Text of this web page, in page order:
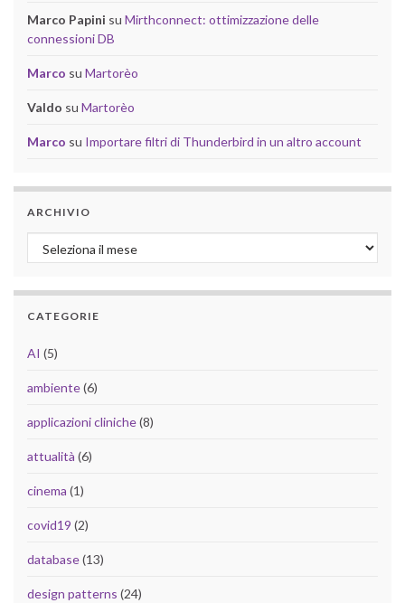
Marco Papini su Mirthconnect: ottimizzazione delle
connessioni DB
Marco su Martorèo
Valdo su Martorèo
Marco su Importare filtri di Thunderbird in un altro account
ARCHIVIO
Archivio
CATEGORIE
AI (5)
ambiente(6)
applicazioni cliniche(8)
attualità (6)
cinema (1)
covid19 (2)
database(13)
design patterns (24)